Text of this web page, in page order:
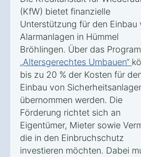
(KfW) bietet finanzielle
Unterstützung für den Einbau
Alarmanlagen in Hümmel
Bröhlingen. Über das
„Altersgerechtes Umbauen“
bis zu 20 % der Kosten für
Einbau von
übernommen werden. Die
Förderung richtet sich an
Eigentümer, Mieter sowie
die in den Einbruchschutz
investieren möchten. Dabei